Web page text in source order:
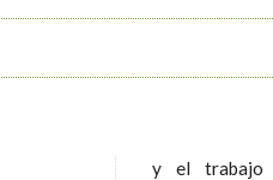
y el trabajo